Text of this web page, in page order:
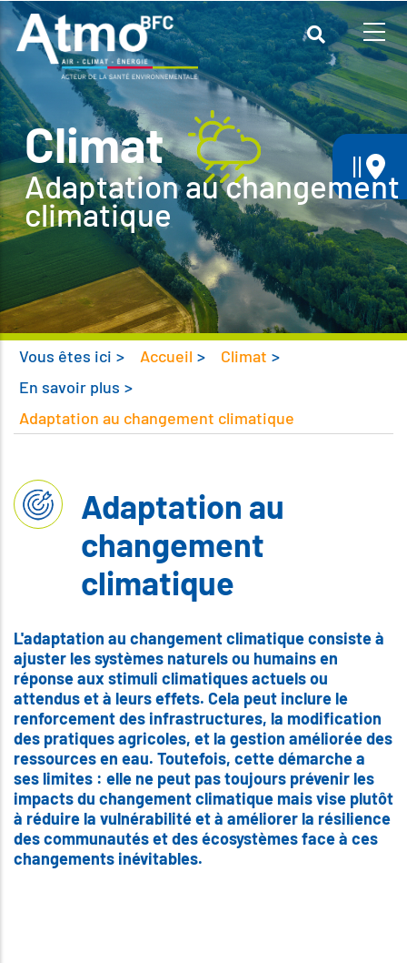
Aller
au
contenu
principal
Climat
Adaptation au changement
climatique
Vous êtes ici > Accueil > Climat >
En savoir plus >
Adaptation au changement climatique
||
Adaptation au
changement
climatique
L'adaptation au changement climatique consiste à
ajuster les systèmes naturels ou humains en
réponse aux stimuli climatiques actuels ou
attendus et à leurs effets. Cela peut inclure le
renforcement des infrastructures, la modification
des pratiques agricoles, et la gestion améliorée des
ressources en eau. Toutefois, cette démarche a
ses limites : elle ne peut pas toujours prévenir les
impacts du changement climatique mais vise plutôt
à réduire la vulnérabilité et à améliorer la résilience
des communautés et des écosystèmes face à ces
changements inévitables.